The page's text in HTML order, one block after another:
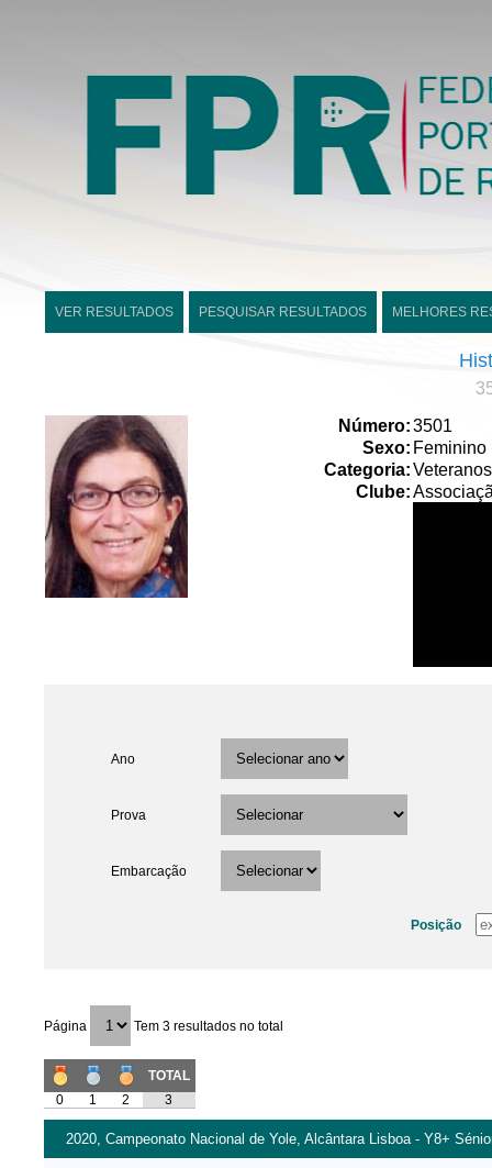
VER RESULTADOS PESQUISAR RESULTADOS MELHORES
Número:3501
Sexo: Feminino
Categoria:Veteranos
Clube:
Ano
Prova
Embarcação
Posição
Página Tem 3 resultados no total
TOTAL
0
1 2 3
2020, Campeonato Nacional de Yole, Alcântara Lisboa - Y8+